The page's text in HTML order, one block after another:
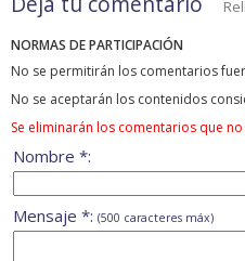
NORMAS DE PARTICIPACIÓN
No se permitirán los comentarios
No se aceptarán los contenidos
Se eliminarán los comentarios que
Nombre *:
Mensaje *: (500 caracteres máx)